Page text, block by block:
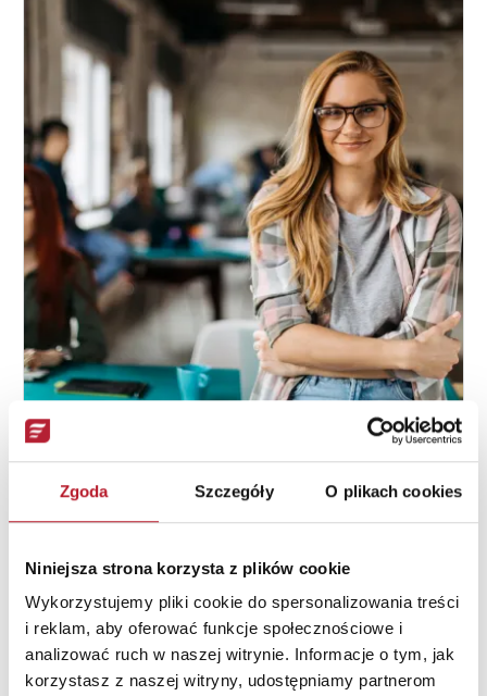
Zgoda Szczegóły O plikach cookies
Niniejsza strona korzysta z plików cookie
Wykorzystujemy pliki cookie do spersonalizowania treści
i reklam, aby oferować funkcje społecznościowe i
analizować ruch w naszej witrynie. Informacje o tym, jak
korzystasz z naszej witryny, udostępniamy partnerom
Przejdź do pełnego wpisu
Jak założyć własną firmę?
dla początkujących przedsiębiorców i start-upowców,
które omawia problematykę założenia działalności
120-180 min
4.7 (262)
FinansePrawo
Więcej informacji